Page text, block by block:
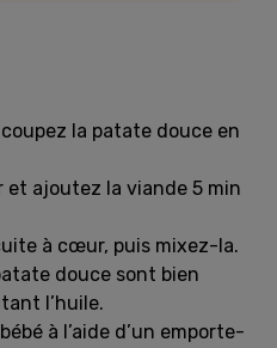
la patate douce en
et ajoutez la viande 5 min
à cœur, puis mixez-la.
douce sont bien
l’huile.
à l’aide d’un emporte-